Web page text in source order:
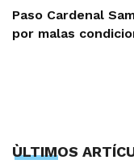
Paso Cardenal
por malas
ÙLTIMOS